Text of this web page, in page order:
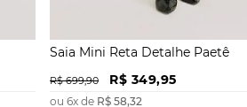
Saia Mini Reta Detalhe Paetê
R$ 699,90 R$ 349,95
ou 6x de R$ 58,32